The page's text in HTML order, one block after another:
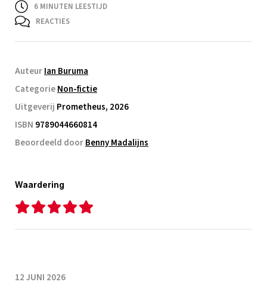
6 MINUTEN LEESTIJD
REACTIES
AuteurIan Buruma
CategorieNon-fictie
Uitgeverij Prometheus, 2026
ISBN 9789044660814
Beoordeeld doorBenny Madalijns
Waardering
12 JUNI 2026